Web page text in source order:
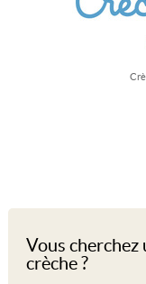
Vous cherchez
crèche ?